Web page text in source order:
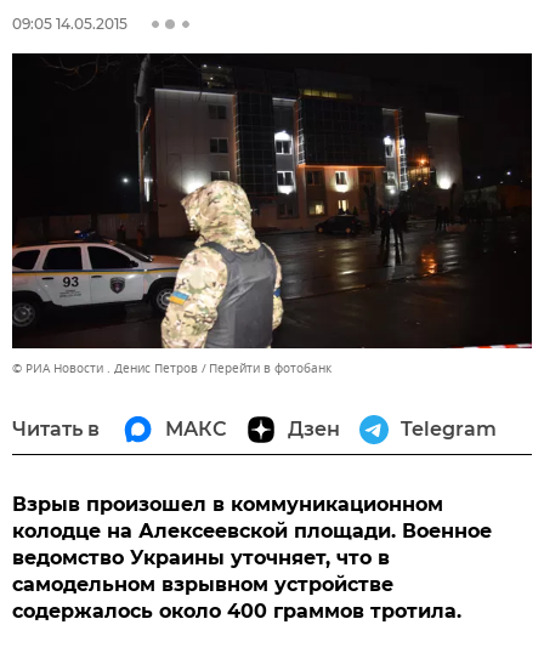
09:05 14.05.2015
© РИА Новости . Денис Петров Перейти в фотобанк
Читать в МАКС Дзен Telegram
Взрыв произошел в коммуникационном
колодце на Алексеевской площади. Военное
ведомство Украины уточняет, что в
самодельном взрывном устройстве
содержалось около 400 граммов тротила.